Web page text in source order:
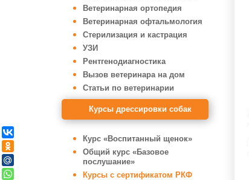
Ветеринарная ортопедия
Ветеринарная офтальмология
Стерилизация и кастрация
УЗИ
Рентгенодиагностика
Вызов ветеринара на дом
Статьи по ветеринарии
Курсы дрессировки собак
Курс «Воспитанный щенок»
Общий курс «Базовое
послушание»
Курсы с сертификатом РКФ